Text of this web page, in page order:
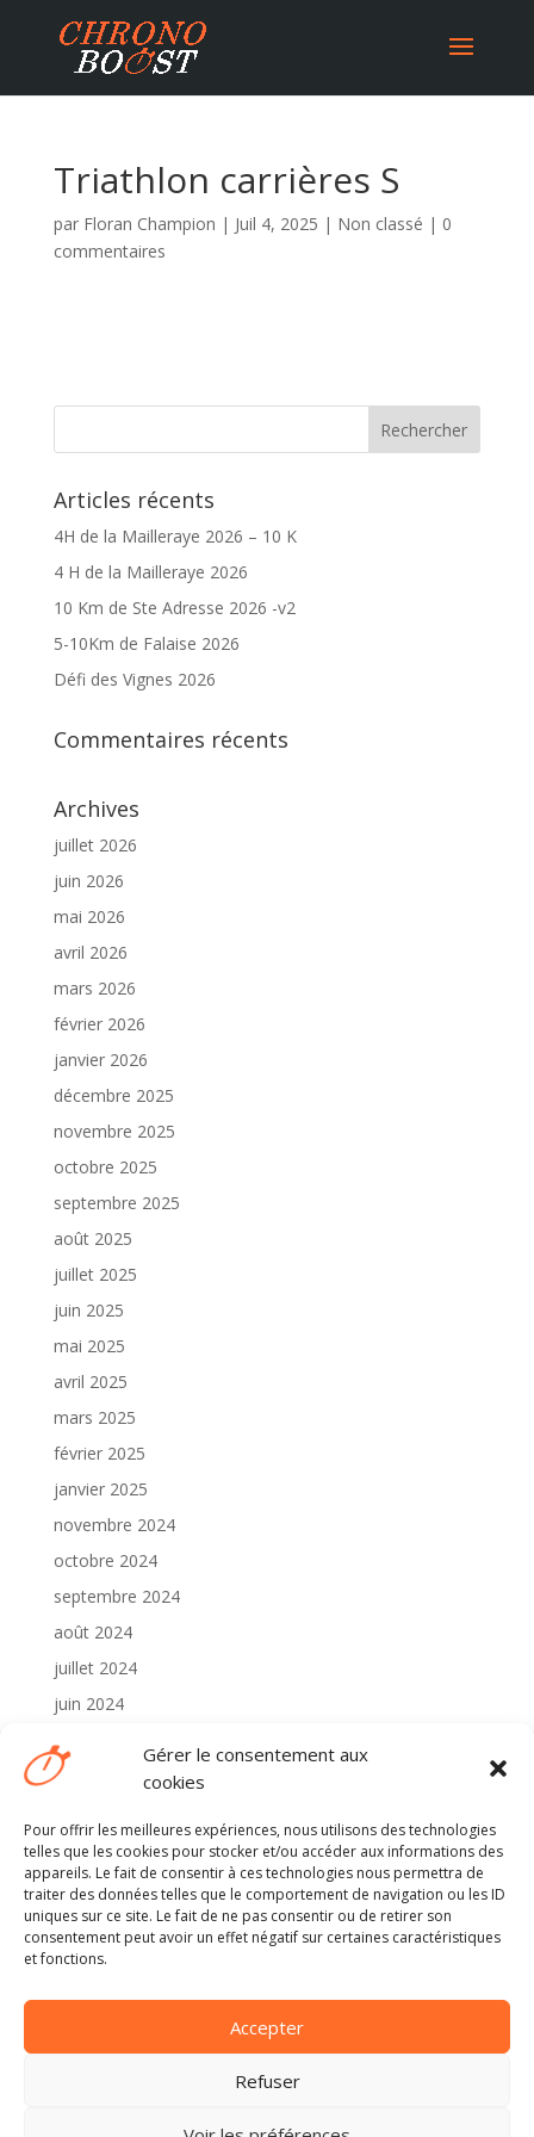
Gérer le consentement aux
cookies
Pour offrir les meilleures expériences, nous utilisons des technologies
telles que les cookies pour stocker et/ou accéder aux informations des
appareils. Le fait de consentir à ces technologies nous permettra de
traiter des données telles que le comportement de navigation ou les ID
uniques sur ce site. Le fait de ne pas consentir ou de retirer son
consentement peut avoir un effet négatif sur certaines caractéristiques
et fonctions.
Accepter
Refuser
Triathlon carrières S
par Floran Champion | Juil 4, 2025 | Non classé | 0
commentaires
Articles récents
4H de la Mailleraye 2026 – 10 K
4 H de la Mailleraye 2026
10 Km de Ste Adresse 2026 -v2
5-10Km de Falaise 2026
Défi des Vignes 2026
Commentaires récents
Archives
juillet 2026
juin 2026
mai 2026
avril 2026
mars 2026
février 2026
janvier 2026
décembre 2025
novembre 2025
octobre 2025
septembre 2025
août 2025
juillet 2025
juin 2025
mai 2025
avril 2025
mars 2025
février 2025
janvier 2025
novembre 2024
octobre 2024
septembre 2024
août 2024
juillet 2024
juin 2024
mai 2024
avril 2024
Catégories
2024
Non classé
Méta
Connexion